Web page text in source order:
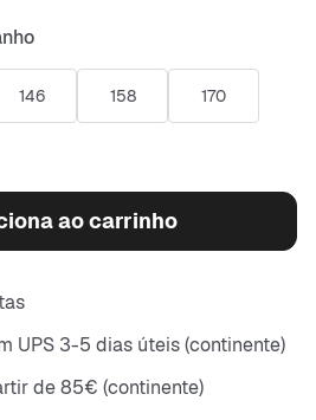
146 158 170
ao carrinho
UPS 3-5 dias úteis (continente)
de 85€ (continente)